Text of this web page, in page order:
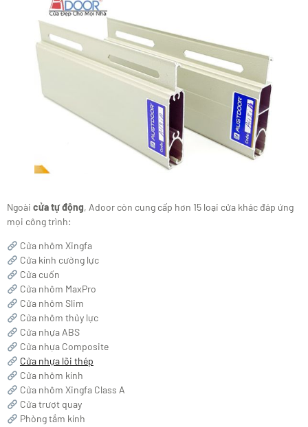
Ngoài cửa tự động, Adoor còn cung cấp hơn 15 loại cửa khác đáp ứng
mọi công trình:
Cửa nhôm Xingfa
Cửa kính cường lực
Cửa cuốn
Cửa nhôm MaxPro
Cửa nhôm Slim
Cửa nhôm thủy lực
Cửa nhựa ABS
Cửa nhựa Composite
Cửa nhựa lõi thép
Cửa nhôm kính
Cửa nhôm Xingfa Class A
Cửa trượt quay
Phòng tắm kính